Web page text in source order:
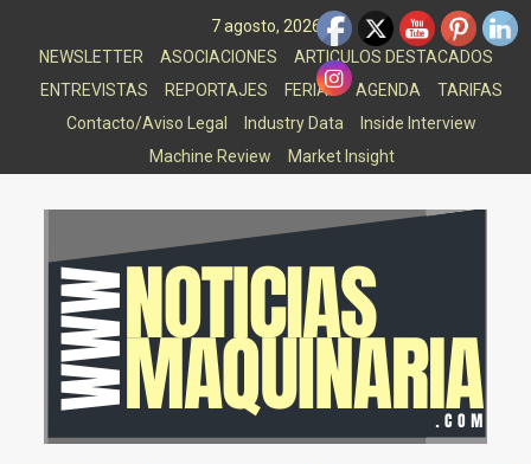
7 agosto, 2026
NEWSLETTER
ASOCIACIONES
ARTICULOS DESTACADOS
ENTREVISTAS
REPORTAJES FERIAS AGENDA
TARIFAS
Contacto/Aviso Legal
Industry Data
Inside Interview
Machine Review
Market Insight